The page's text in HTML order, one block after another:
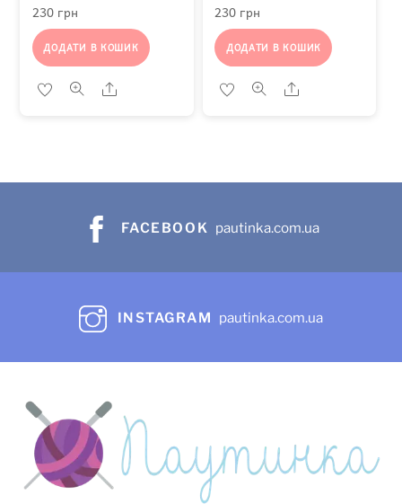
230 грн
ДОДАТИ В КОШИК
Share
230 грн
ДОДАТИ В КОШИК
Share
FACEBOOK pautinka.com.ua
INSTAGRAM pautinka.com.ua